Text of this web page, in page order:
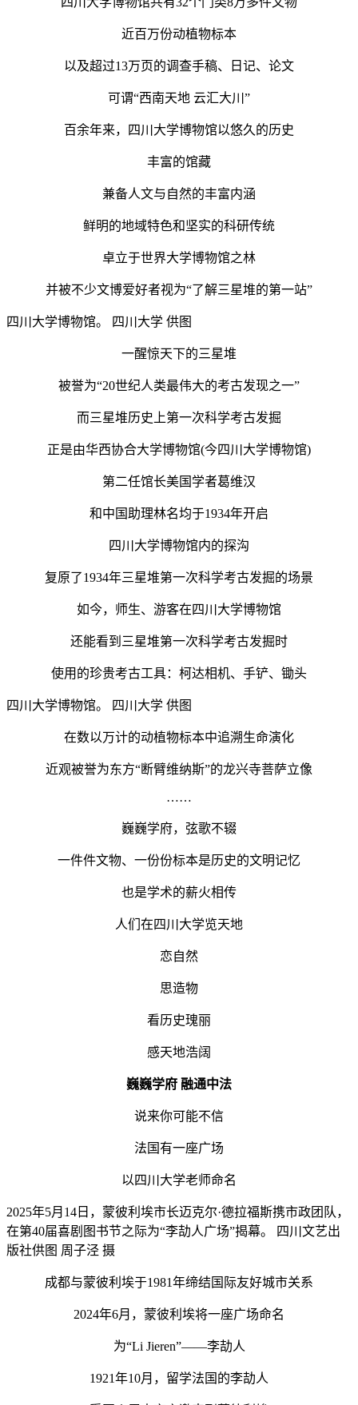
近百万份动植物标本
以及超过13万页的调查手稿、日记、论文
可谓“西南天地 云汇大川”
百余年来，四川大学博物馆以悠久的历史
丰富的馆藏
兼备人文与自然的丰富内涵
鲜明的地域特色和坚实的科研传统
卓立于世界大学博物馆之林
并被不少文博爱好者视为“了解三星堆的第一站”
四川大学博物馆。 四川大学 供图
一醒惊天下的三星堆
被誉为“20世纪人类最伟大的考古发现之一”
而三星堆历史上第一次科学考古发掘
正是由华西协合大学博物馆(今四川大学博物馆)
第二任馆长美国学者葛维汉
和中国助理林名均于1934年开启
四川大学博物馆内的探沟
复原了1934年三星堆第一次科学考古发掘的场景
如今，师生、游客在四川大学博物馆
还能看到三星堆第一次科学考古发掘时
使用的珍贵考古工具：柯达相机、手铲、锄头
四川大学博物馆。 四川大学 供图
在数以万计的动植物标本中追溯生命演化
近观被誉为东方“断臂维纳斯”的龙兴寺菩萨立像
……
巍巍学府，弦歌不辍
一件件文物、一份份标本是历史的文明记忆
也是学术的薪火相传
人们在四川大学览天地
恋自然
思造物
看历史瑰丽
感天地浩阔
巍巍学府 融通中法
说来你可能不信
法国有一座广场
以四川大学老师命名
2025年5月14日，蒙彼利埃市长迈克尔·德拉福斯携市政团队，
在第40届喜剧图书节之际为“李劼人广场”揭幕。 四川文艺出
版社供图 周子泾 摄
成都与蒙彼利埃于1981年缔结国际友好城市关系
2024年6月，蒙彼利埃将一座广场命名
为“Li Jieren”——李劼人
1921年10月，留学法国的李劼人